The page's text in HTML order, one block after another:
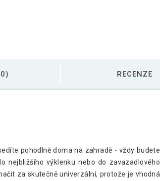
RECENZE
pohodlně doma na zahradě - vždy budete
nejbližšího výklenku nebo do zavazadlového
za skutečně univerzální, protože je vhodná